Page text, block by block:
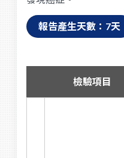
報告產生天數：7天
檢驗項目